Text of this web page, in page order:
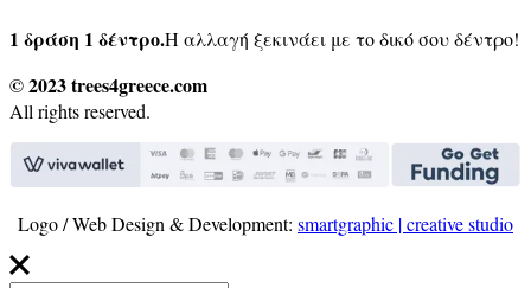
1 δράση 1 δέντρο.Η αλλαγή ξεκινάει με το δικό σου δέντρο!
© 2023 trees4greece.com
All rights reserved.
Logo / Web Design & Development: smartgraphic | creative studio